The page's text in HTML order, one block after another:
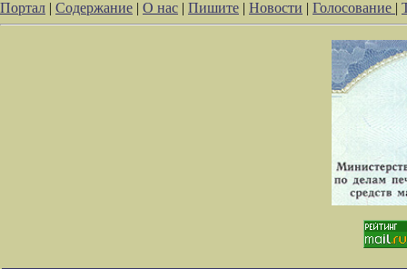
Портал | Содержание | О нас | Пишите | Новости | Голосование |